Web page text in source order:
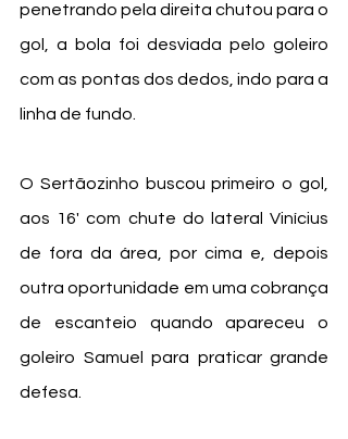
penetrando pela direita chutou para o
gol, a bola foi desviada pelo goleiro
com as pontas dos dedos, indo para a
linha de fundo.
O Sertãozinho buscou primeiro o gol,
aos 16' com chute do lateral Vinícius
de fora da área, por cima e, depois
outra oportunidade em uma cobrança
de escanteio quando apareceu o
goleiro Samuel para praticar grande
defesa.